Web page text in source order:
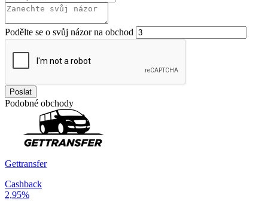
Podělte se o svůj názor na obchod
Poslat
Podobné obchody
Gettransfer
Cashback
2,95%